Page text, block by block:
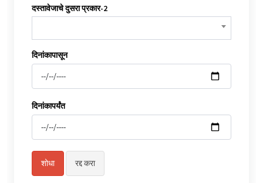
दस्तावेजाचे दुसरा प्रकार-2
दिनांकापासून
दिनांकापर्यंत